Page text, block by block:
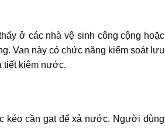
ở các nhà vệ sinh công cộng hoặc
Van này có chức năng kiểm soát lưu
tiết kiệm nước.
kéo cần gạt để xả nước. Người dùng